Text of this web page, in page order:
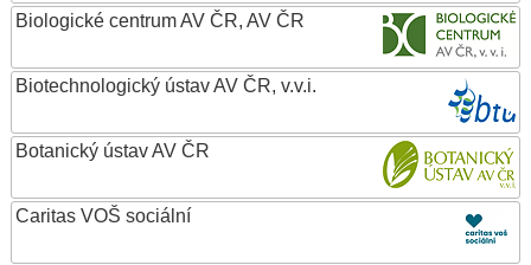
Biologické centrum AV ČR, AV ČR
Biotechnologický ústav AV ČR, v.v.i.
Botanický ústav AV ČR
Caritas VOŠ sociální